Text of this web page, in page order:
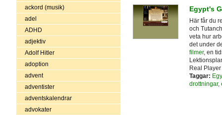
ackord (musik)
adel
ADHD
adjektiv
Adolf Hitler
adoption
advent
adventister
adventskalendrar
advokater
Egypt's
Här får du
och
veta hur
det under
filmer, en
Real
Taggar:
drottningar,